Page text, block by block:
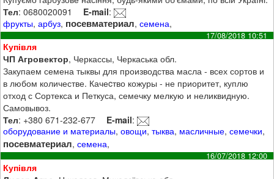
Тел: 0680020091 E-mail:
фрукты,арбуз, посевматериал,семена,
17/08/2018 10:51
Купівля
ЧП Агровектор, Черкассы, Черкаська обл.
Закупаем семена тыквы для производства масла - всех сортов и
в любом количестве. Качеcтво кожуры - не приоритет, куплю
отход с Сортекса и Петкуса, семечку мелкую и неликвидную.
Самовывоз.
Тел: +380 671-232-677 E-mail:
оборудование и материалы,овощи,тыква, масличные,семечки,
посевматериал,семена,
16/07/2018 12:00
Купівля